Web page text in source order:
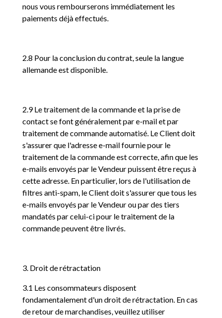
nous vous rembourserons immédiatement les
paiements déjà effectués.
2.8 Pour la conclusion du contrat, seule la langue
allemande est disponible.
2.9 Le traitement de la commande et la prise de
contact se font généralement par e-mail et par
traitement de commande automatisé. Le Client doit
s'assurer que l'adresse e-mail fournie pour le
traitement de la commande est correcte, afin que les
e-mails envoyés par le Vendeur puissent être reçus à
cette adresse. En particulier, lors de l'utilisation de
filtres anti-spam, le Client doit s'assurer que tous les
e-mails envoyés par le Vendeur ou par des tiers
mandatés par celui-ci pour le traitement de la
commande peuvent être livrés.
3. Droit de rétractation
3.1 Les consommateurs disposent
fondamentalement d'un droit de rétractation. En cas
de retour de marchandises, veuillez utiliser